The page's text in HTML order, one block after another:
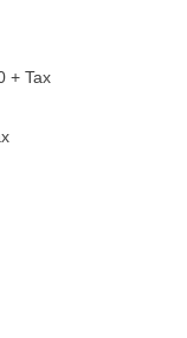
+ Tax